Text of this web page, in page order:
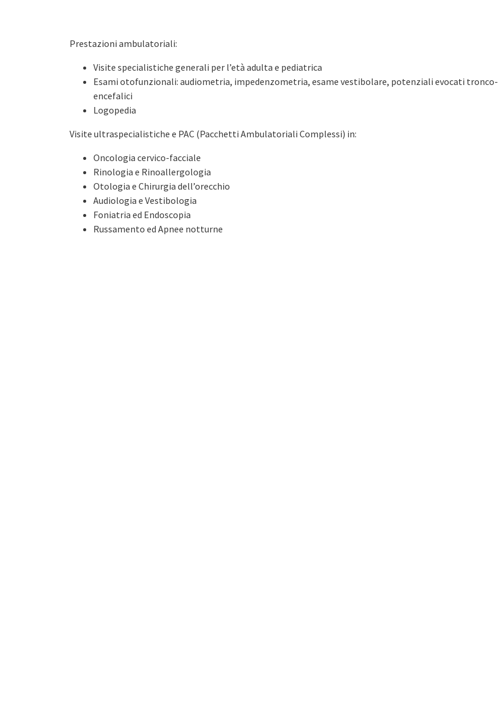
Prestazioni ambulatoriali:
Visite specialistiche generali per l’età adulta e pediatrica
Esami otofunzionali: audiometria, impedenzometria, esame vestibolare, potenziali evocati tronco-
encefalici
Logopedia
Visite ultraspecialistiche e PAC (Pacchetti Ambulatoriali Complessi) in:
Oncologia cervico-facciale
Rinologia e Rinoallergologia
Otologia e Chirurgia dell’orecchio
Audiologia e Vestibologia
Foniatria ed Endoscopia
Russamento ed Apnee notturne